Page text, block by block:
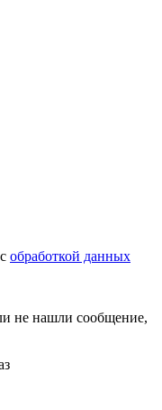
обработкой данных
не нашли сообщение,